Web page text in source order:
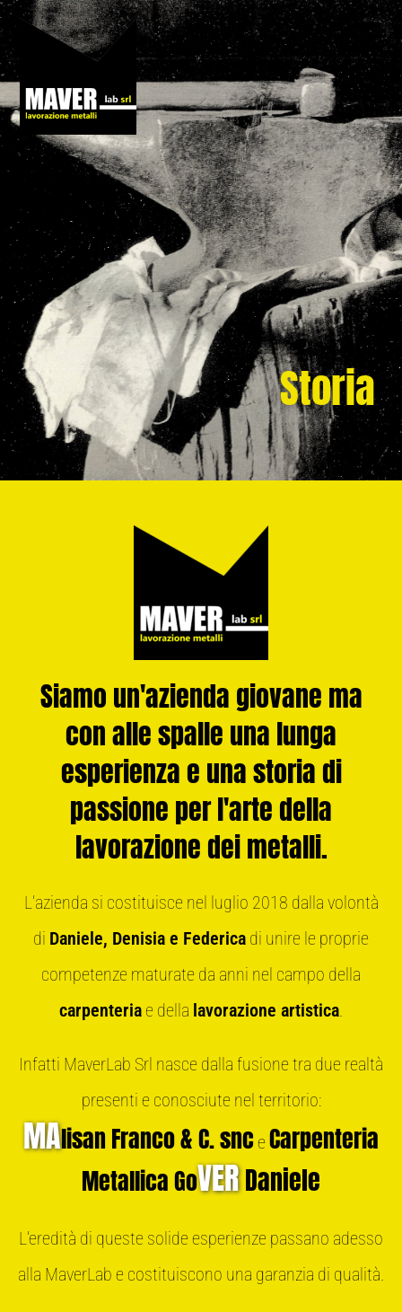
Storia
Siamo un'azienda giovane ma
con alle spalle una lunga
esperienza e una storia di
passione per l'arte della
lavorazione dei metalli.
L’azienda si costituisce nel luglio 2018 dalla volontà
di Daniele, Denisia e Federica di unire le proprie
competenze maturate da anni nel campo della
carpenteria e della lavorazione artistica.
Infatti MaverLab Srl nasce dalla fusione tra due realtà
presenti e conosciute nel territorio:
MAlisan Franco & C. snc e Carpenteria
Metallica GoVERDaniele
L’eredità di queste solide esperienze passano adesso
alla MaverLab e costituiscono una garanzia di qualità.